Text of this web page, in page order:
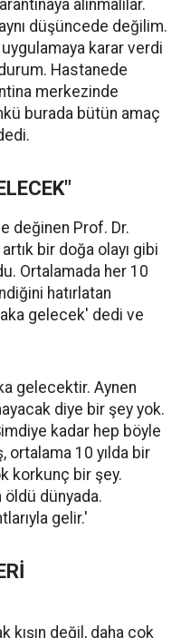
alınmalılar.
düşüncede değilim.
uygulamaya karar verdi
Hastanede
merkezinde
burada bütün amaç
değinen Prof. Dr.
bir doğa olayı gibi
Ortalamada her 10
hatırlatan
gelecek' dedi ve
gelecektir. Aynen
diye bir şey yok.
kadar hep böyle
ortalama 10 yılda bir
korkunç bir şey.
öldü dünyada.
gelir.'
kışın değil, daha çok